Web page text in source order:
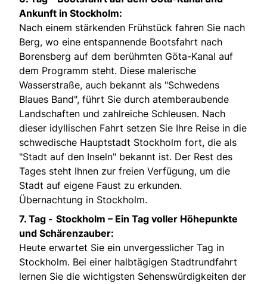
Ankunft in Stockholm:
Nach einem stärkenden Frühstück fahren Sie nach
Berg, wo eine entspannende Bootsfahrt nach
Borensberg auf dem berühmten Göta-Kanal auf
dem Programm steht. Diese malerische
Wasserstraße, auch bekannt als "Schwedens
Blaues Band", führt Sie durch atemberaubende
Landschaften und zahlreiche Schleusen. Nach
dieser idyllischen Fahrt setzen Sie Ihre Reise in die
schwedische Hauptstadt Stockholm fort, die als
"Stadt auf den Inseln" bekannt ist. Der Rest des
Tages steht Ihnen zur freien Verfügung, um die
Stadt auf eigene Faust zu erkunden.
Übernachtung in Stockholm.
7. Tag - Stockholm – Ein Tag voller Höhepunkte
und Schärenzauber:
Heute erwartet Sie ein unvergesslicher Tag in
Stockholm. Bei einer halbtägigen Stadtrundfahrt
lernen Sie die wichtigsten Sehenswürdigkeiten der